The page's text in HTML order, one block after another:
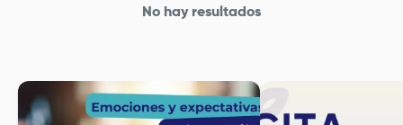
No hay resultados